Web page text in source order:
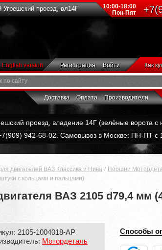
проезд, вл14Г
10:00-18:00
Пон-Пят
English version Регистрация Войти Как
Доставка Оплата Производители
проезд, владение 14Г (зелёные ворота
942-68-02. Самовывоз в Москве: ПН-ПТ с
двигателей ВАЗ Классика и Нива
Поршни
с кольцами и пальцами)
ВАЗ 2105 d79,4 мм
2105-1004018-АР
Мотордеталь
Способы